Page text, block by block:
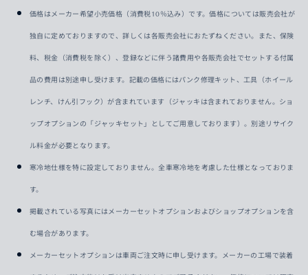
価格はメーカー希望小売価格（消費税10％込み）です。価格については販売会社が
独自に定めておりますので、詳しくは各販売会社におたずねください。また、保険
料、税金（消費税を除く）、登録などに伴う諸費用や各販売会社でセットする付属
品の費用は別途申し受けます。記載の価格にはパンク修理キット、工具（ホイール
レンチ、けん引フック）が含まれています（ジャッキは含まれておりません。ショ
ップオプションの「ジャッキセット」としてご用意しております）。別途リサイク
ル料金が必要となります。
寒冷地仕様を特に設定しておりません。全車寒冷地を考慮した仕様となっておりま
す。
掲載されている写真にはメーカーセットオプションおよびショップオプションを含
む場合があります。
メーカーセットオプションは車両ご注文時に申し受けます。メーカーの工場で装着